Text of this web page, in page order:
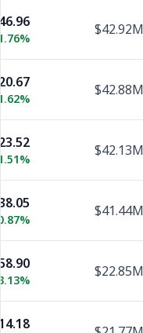
$42.92M
$42.88M
$42.13M
$41.44M
$22.85M